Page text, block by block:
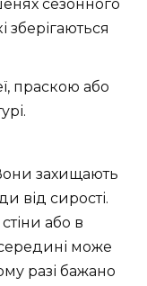
сезонного
зберігаються
праскою або
захищають
від сирості.
або в
може
разі бажано